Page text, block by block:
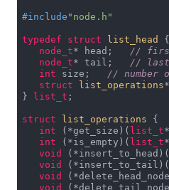
#include "node.h"
typedef struct list_head {
node_t* head;
// first
node_t* tail;
// last
int size;
// number
struct
list_operations*
} list_t ;
struct list_operations {
int (*get_size)( list_t
int (*is_empty)( list_t
void (*insert_to_head)(
void (*insert_to_tail)(
void
void